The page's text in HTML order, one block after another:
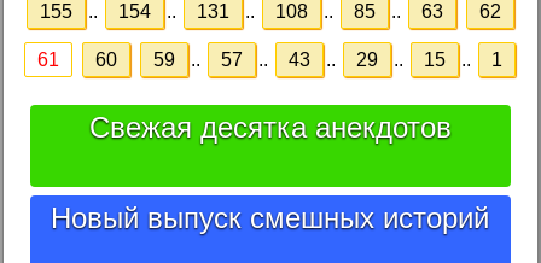
155 .. 154 .. 131 .. 108 .. 85 .. 63 62
61 60 59 .. 57 .. 43 .. 29 .. 15 .. 1
Свежая десятка анекдотов
Новый выпуск смешных историй